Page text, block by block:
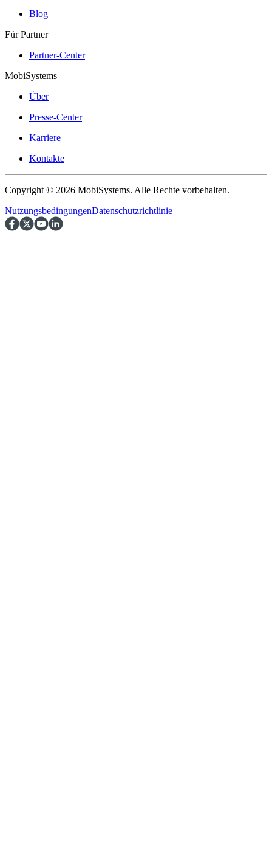
Blog
Für Partner
Partner-Center
MobiSystems
Über
Presse-Center
Karriere
Kontakte
Copyright © 2026 MobiSystems. Alle Rechte vorbehalten.
NutzungsbedingungenDatenschutzrichtlinie